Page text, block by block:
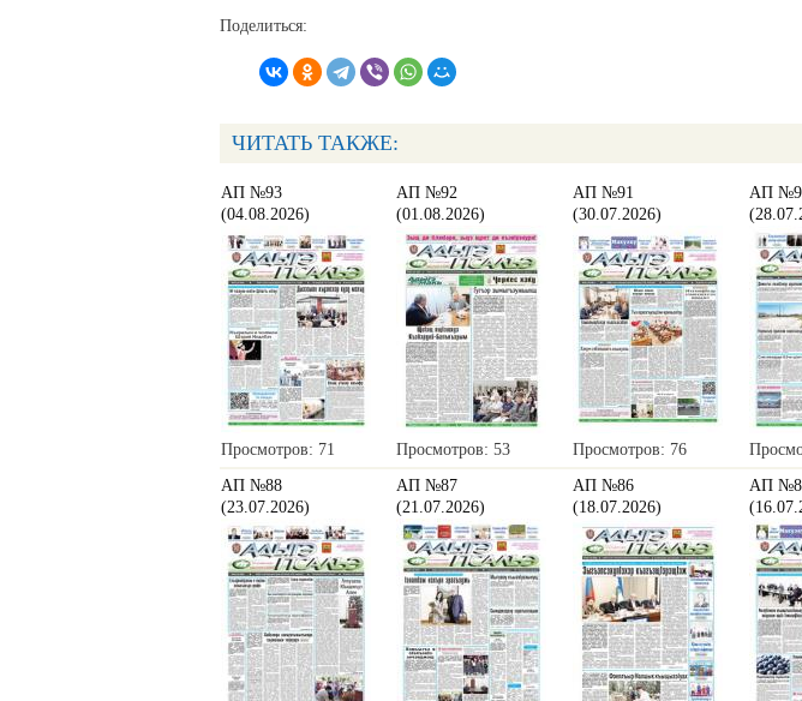
Поделиться:
ЧИТАТЬ ТАКЖЕ:
АП №93
(04.08.2026)
Просмотров: 71
АП №92
(01.08.2026)
Просмотров: 53
АП №91
(30.07.2026)
Просмотров: 76
АП
АП №88
(23.07.2026)
АП №87
(21.07.2026)
АП №86
(18.07.2026)
АП